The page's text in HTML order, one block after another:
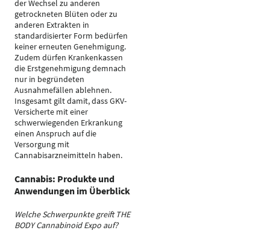
der Wechsel zu anderen
getrockneten Blüten oder zu
anderen Extrakten in
standardisierter Form bedürfen
keiner erneuten Genehmigung.
Zudem dürfen Krankenkassen
die Erstgenehmigung demnach
nur in begründeten
Ausnahmefällen ablehnen.
Insgesamt gilt damit, dass GKV-
Versicherte mit einer
schwerwiegenden Erkrankung
einen Anspruch auf die
Versorgung mit
Cannabisarzneimitteln haben.
Cannabis: Produkte und
Anwendungen im Überblick
Welche Schwerpunkte greift THE
BODY Cannabinoid Expo auf?